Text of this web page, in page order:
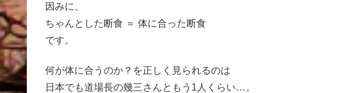
因みに、
ちゃんとした断食 ＝ 体に合った断食
です。
何が体に合うのか？を正しく見られるのは
日本でも道場長の幾三さんともう1人くらい…。